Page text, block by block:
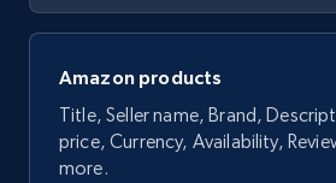
Amazon products
Title, Seller name, Brand,
price, Currency, Availability,
more.